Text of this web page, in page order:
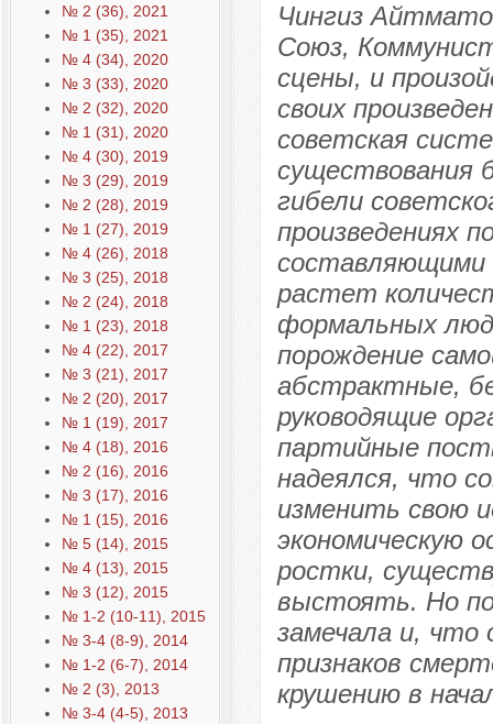
№ 2 (36), 2021
№ 1 (35), 2021
№ 4 (34), 2020
№ 3 (33), 2020
№ 2 (32), 2020
№ 1 (31), 2020
№ 4 (30), 2019
№ 3 (29), 2019
№ 2 (28), 2019
№ 1 (27), 2019
№ 4 (26), 2018
№ 3 (25), 2018
№ 2 (24), 2018
№ 1 (23), 2018
№ 4 (22), 2017
№ 3 (21), 2017
№ 2 (20), 2017
№ 1 (19), 2017
№ 4 (18), 2016
№ 2 (16), 2016
№ 3 (17), 2016
№ 1 (15), 2016
№ 5 (14), 2015
№ 4 (13), 2015
№ 3 (12), 2015
№ 1-2 (10-11), 2015
№ 3-4 (8-9), 2014
№ 1-2 (6-7), 2014
№ 2 (3), 2013
№ 3-4 (4-5), 2013
Чингиз
Союз,
сцены, и
своих
советская
существования
гибели
произведениях
составляющими
растет
формальных
порождение
абстрактные,
руководящие
партийные
надеялся, что
изменить свою
экономическую
ростки,
выстоять. Но
замечала и, что
признаков
крушению в